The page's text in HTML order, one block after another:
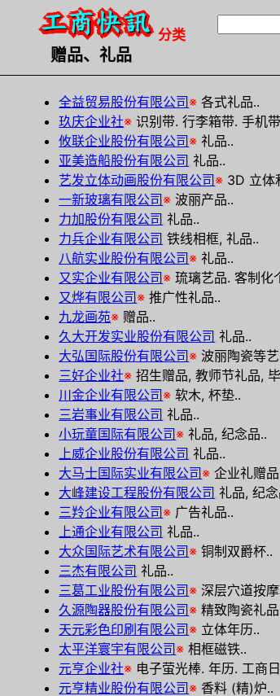
分类
赠品、礼品
全益贸易股份有限公司 ※各式礼品..
玖庆企业社※识别带. 行李箱带. 手机
攸联企业股份有限公司 ※礼品..
亚美造船股份有限公司 礼品..
艺发立体动画股份有限公司 ※ 3D 立体
一新玻璃有限公司 ※波丽产品..
力加股份有限公司 礼品..
力兵企业有限公司 铁线相框, 礼品..
八航实业股份有限公司 ※礼品..
又实企业有限公司 ※琉璃艺品. 客制化
又烨有限公司 ※推广性礼品..
九龙画苑※ 赠品..
久大开发实业股份有限公司 礼品..
大弘国际股份有限公司 ※波丽陶瓷等
三好企业社※招生赠品, 教师节礼品,
川金企业有限公司 ※软木, 杯垫..
三岩事业有限公司 礼品..
小玩童国际有限公司 ※礼品, 纪念品..
上威企业股份有限公司 礼品..
大马士国际实业有限公司 ※企业礼赠
大峰建设工程股份有限公司 礼品, 纪
三羚企业有限公司 ※ 广告礼品..
上通企业有限公司 礼品..
大众国际艺术有限公司 ※铜制双爵杯..
三杰有限公司 礼品..
三葛工业股份有限公司 ※深层穴道按
久源陶器股份有限公司 ※精致陶瓷礼
天元彩色印刷有限公司 ※ 立体年历..
太平洋寰宇有限公司 ※相框磁铁..
元亨企业社※ 电子萤光棒. 年历. 工商
元亨精业股份有限公司 ※ 香料 (精)炉..